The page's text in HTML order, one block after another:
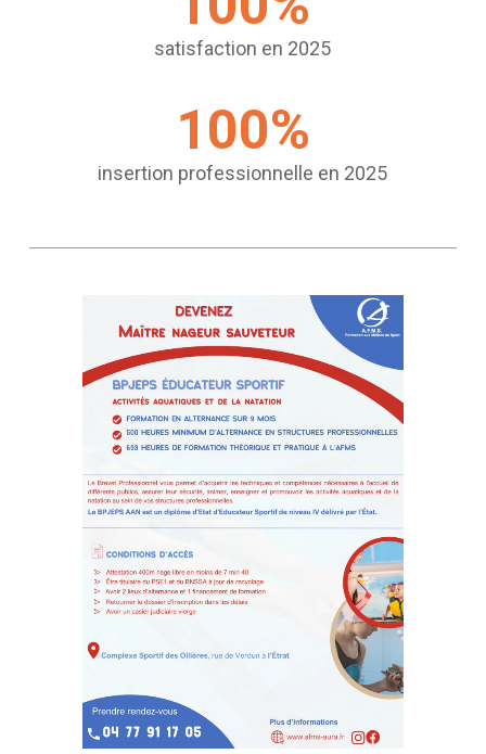
satisfaction en 2025
100%
insertion professionnelle en 2025